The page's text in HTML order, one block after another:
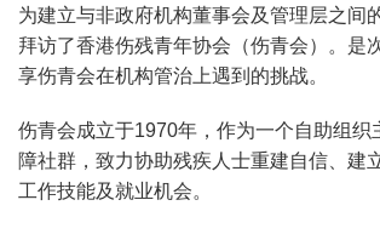
为建立与非政府机构董事会及管理层之间
拜访了香港伤残青年协会（伤青会）。是
享伤青会在机构管治上遇到的挑战。
伤青会成立于1970年，作为一个自助组织
障社群，致力协助残疾人士重建自信、建
工作技能及就业机会。